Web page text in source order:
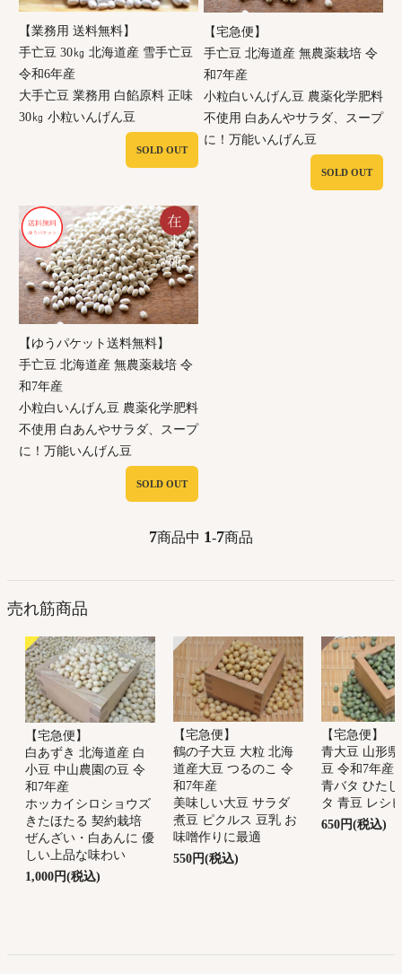
【業務用 送料無料】
手亡豆 30㎏ 北海道産 雪手亡豆
令和6年産
大手亡豆 業務用 白餡原料 正味
30㎏ 小粒いんげん豆
SOLD OUT
【宅急便】
手亡豆 北海道産 無農薬栽培 令
和7年産
小粒白いんげん豆 農薬化学肥料
不使用 白あんやサラダ、スープ
に！万能いんげん豆
SOLD OUT
【ゆうパケット送料無料】
手亡豆 北海道産 無農薬栽培 令
和7年産
小粒白いんげん豆 農薬化学肥料
不使用 白あんやサラダ、スープ
に！万能いんげん豆
SOLD OUT
7商品中 1-7商品
売れ筋商品
【宅急便】
白あずき 北海道産 白
小豆 中山農園の豆 令
和7年産
ホッカイシロショウズ
きたほたる 契約栽培
ぜんざい・白あんに 優
しい上品な味わい
1,000円(税込)
【宅急便】
鶴の子大豆 大粒 北海
道産大豆 つるのこ 令
和7年産
美味しい大豆 サラダ
煮豆 ピクルス 豆乳 お
味噌作りに最適
550円(税込)
【宅急便】
青大豆 山形
豆 令和7年産
青バタ ひた
タ 青豆 レシ
650円(税込)